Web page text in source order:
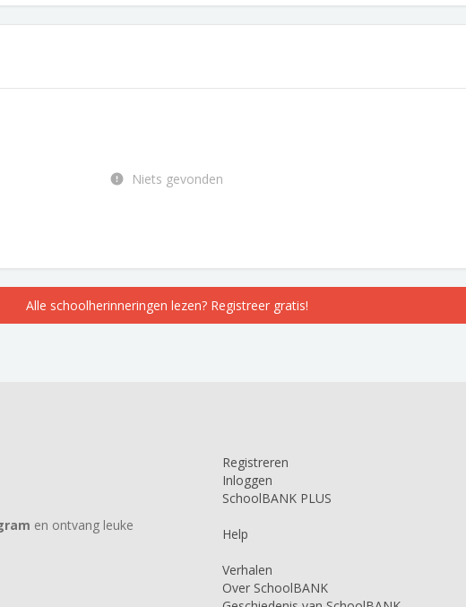
Niets gevonden
Alle schoolherinneringen lezen? Registreer gratis!
en ontvang leuke
Registreren
Inloggen
SchoolBANK PLUS
Help
Verhalen
Over SchoolBANK